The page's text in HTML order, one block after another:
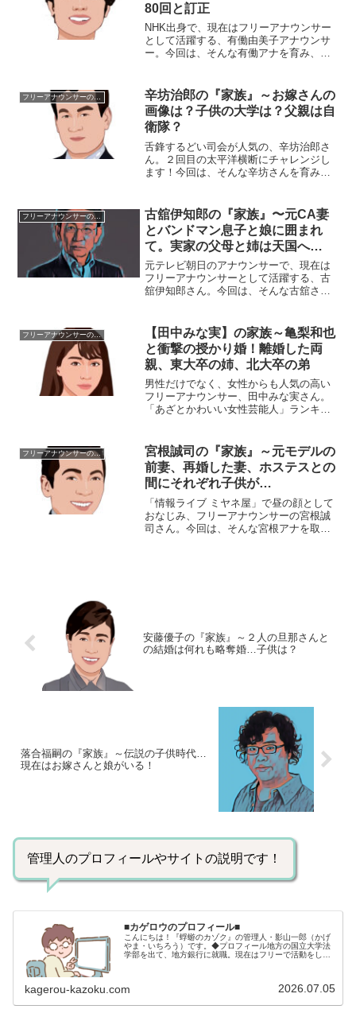
80回と訂正
NHK出身で、現在はフリーアナウンサー
として活躍する、有働由美子アナウンサ
ー。今回は、そんな有働アナを育み、支
どう・ゆみこ）生年月日：1969年〈昭和
44年〉3月22日...
フリーアナウンサーの家族
辛坊治郎の『家族』～お嫁さんの
画像は？子供の大学は？父親は自
衛隊？
舌鋒するどい司会が人気の、辛坊治郎さ
ん。２回目の太平洋横断にチャレンジし
ます！今回は、そんな辛坊さんを育み、
前：辛坊治郎（しんぼう・じろう）生年
月日：1956年4月11日...
フリーアナウンサーの家族
古舘伊知郎の『家族』〜元CA妻
とバンドマン息子と娘に囲まれ
て。実家の父母と姉は天国へ…
元テレビ朝日のアナウンサーで、現在は
フリーアナウンサーとして活躍する、古
舘伊知郎さん。今回は、そんな古舘さん
ール】名前：古舘伊知郎（ふるたち・い
ちろう）生年月日：195...
フリーアナウンサーの家族
【田中みな実】の家族～亀梨和也
と衝撃の授かり婚！離婚した両
親、東大卒の姉、北大卒の弟
男性だけでなく、女性からも人気の高い
フリーアナウンサー、田中みな実さん。
「あざとかわいい女性芸能人」ランキン
名：田中みな実（たなか・みなみ）
本 名：田中エイミーみな実...
フリーアナウンサーの家族
宮根誠司の『家族』～元モデルの
前妻、再婚した妻、ホステスとの
間にそれぞれ子供が…
「情報ライブ ミヤネ屋」で昼の顔として
おなじみ、フリーアナウンサーの宮根誠
司さん。今回は、そんな宮根アナを取り
安藤優子の『家族』～２人の旦那さんと
の結婚は何れも略奪婚…子供は？
落合福嗣の『家族』～伝説の子供時代…
現在はお嫁さんと娘がいる！
管理人のプロフィールやサイトの説明です！
■カゲロウのプロフィール■
こんにちは！『蜉蝣のカゾク』の管理人・影山一郎（かげ
やま・いちろう）です。◆プロフィール地方の国立大学法
学部を出て、地方銀行に就職。現在はフリーで活動をして
kagerou-kazoku.com 2026.07.05